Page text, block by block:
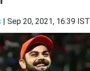
| Sep 20, 2021, 16:39 IST